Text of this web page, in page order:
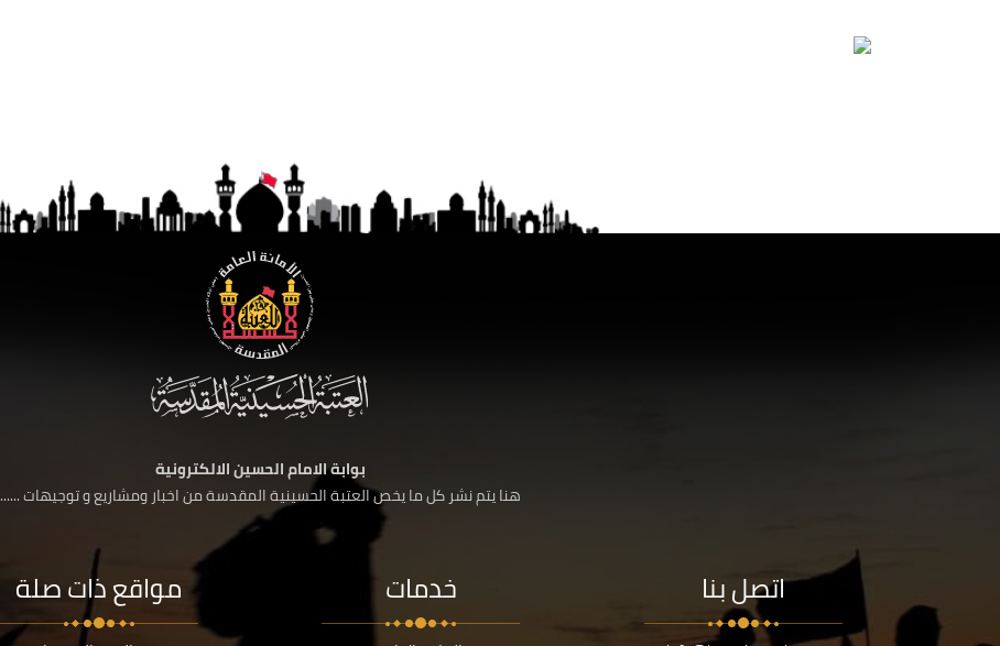
بوابة الامام الحسين الالكترونية
هنا يتم نشر كل ما يخص العتبة الحسينية المقدسة من اخبار ومشاريع و توجيهات ......
اتصل بنا خدمات مواقع ذات صلة